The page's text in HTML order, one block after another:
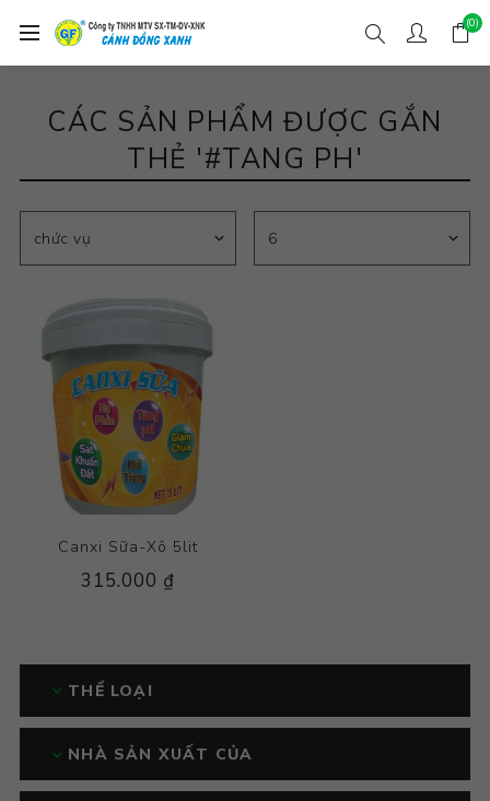
(0)
CÁC SẢN PHẨM ĐƯỢC GẮN
THẺ '#TANG PH'
Canxi Sữa-Xô 5lit
315.000 ₫
THỂ LOẠI
NHÀ SẢN XUẤT CỦA